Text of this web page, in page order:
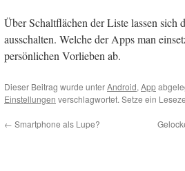
Über Schaltflächen der Liste lassen sich
ausschalten. Welche der Apps man
persönlichen Vorlieben ab.
Dieser Beitrag wurde unterAndroid, App
Einstellungen verschlagwortet. Setze ein
← Smartphone als Lupe?